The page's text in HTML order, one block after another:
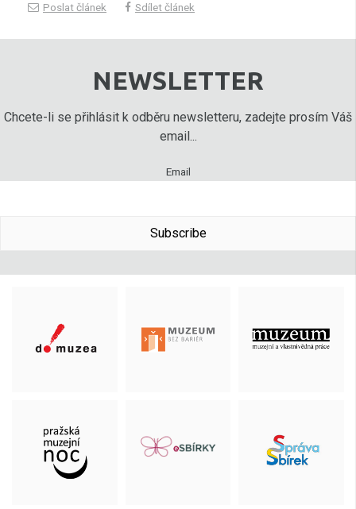
Poslat článek
Sdílet článek
NEWSLETTER
Chcete-li se přihlásit k odběru newsletteru, zadejte prosím Váš
email...
Email
Subscribe